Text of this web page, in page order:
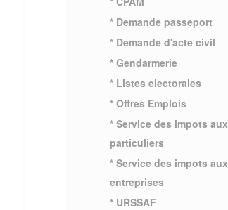
* Demande passeport
* Demande d'acte civil
* Gendarmerie
* Listes electorales
* Offres Emplois
* Service des impots aux
particuliers
* Service des impots aux
entreprises
* URSSAF